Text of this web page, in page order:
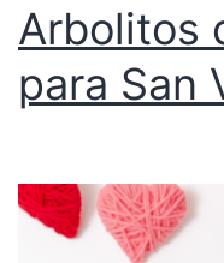
Arbolitos
para San